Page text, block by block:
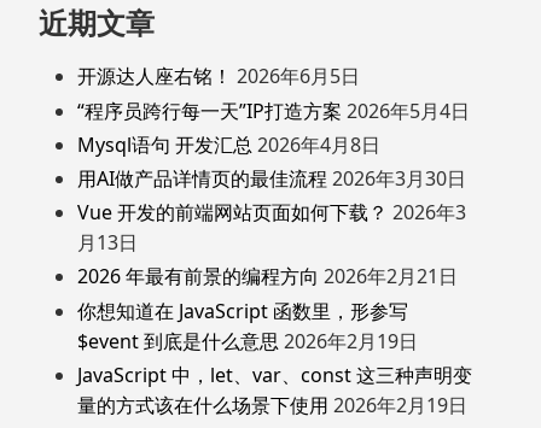
近期文章
开源达人座右铭！ 2026年6月5日
“程序员跨行每一天”IP打造方案 2026年5月4日
Mysql语句 开发汇总 2026年4月8日
用AI做产品详情页的最佳流程 2026年3月30日
Vue 开发的前端网站页面如何下载？ 2026年3
月13日
2026 年最有前景的编程方向 2026年2月21日
你想知道在 JavaScript 函数里，形参写
$event 到底是什么意思 2026年2月19日
JavaScript 中，let、var、const 这三种声明变
量的方式该在什么场景下使用 2026年2月19日